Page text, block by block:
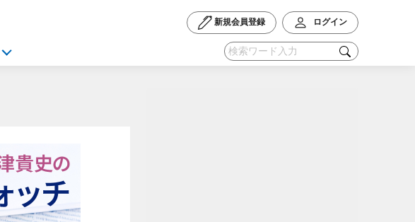
新規会員登録 ログイン